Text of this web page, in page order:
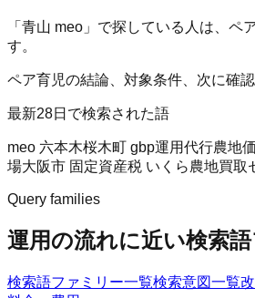
「青山 meo」で探している人は、
す。
ペア育児の結論、対象条件、次に確
最新28日で検索された語
meo 六本木桜木町 gbp運用代行農地
場大阪市 固定資産税 いくら農地買取
Query families
運用の流れに近い検索
検索語ファミリー一覧検索意図一覧